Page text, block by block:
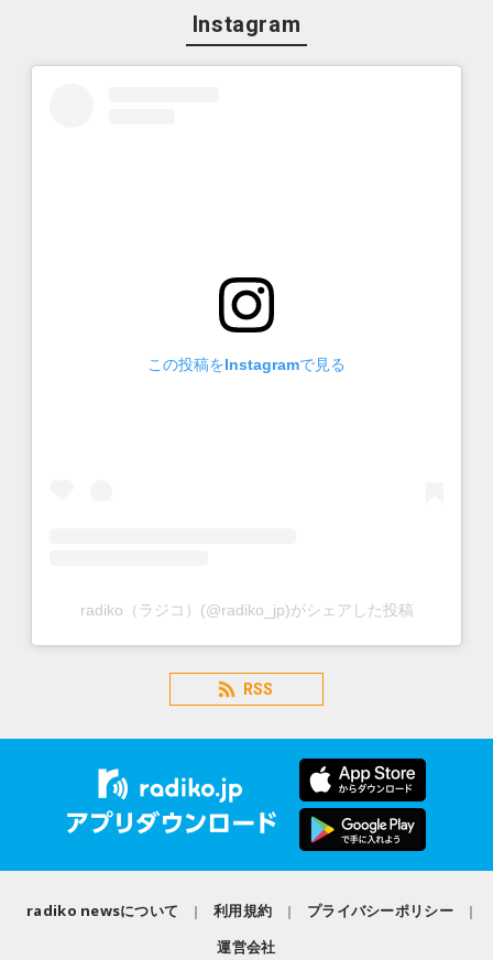
Instagram
この投稿をInstagramで見る
radiko（ラジコ）(@radiko_jp)がシェアした投稿
RSS
radiko newsについて 利用規約
プライバシーポリシー
運営会社